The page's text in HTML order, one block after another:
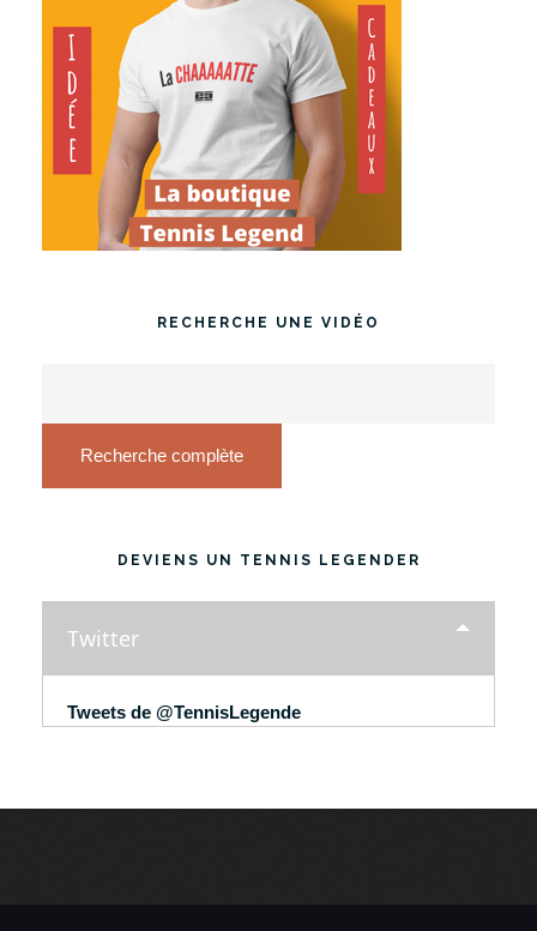
RECHERCHE UNE VIDÉO
Recherche complète
DEVIENS UN TENNIS LEGENDER
Twitter
Tweets de @TennisLegende